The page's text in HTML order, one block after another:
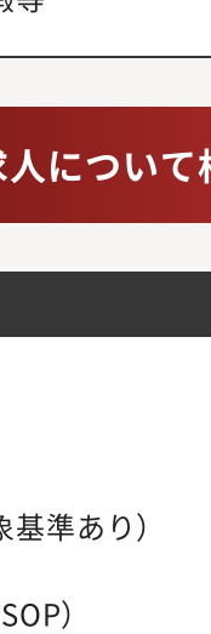
人につい
準あり）
）